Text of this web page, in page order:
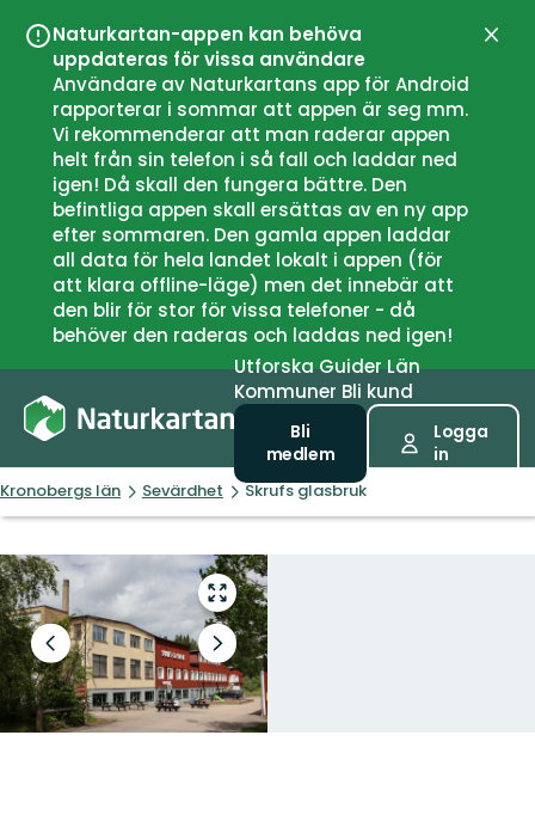
Naturkartan-appen kan behöva
uppdateras för vissa användare
Användare av Naturkartans app för Android
rapporterar i sommar att appen är seg mm.
Vi rekommenderar att man raderar appen
helt från sin telefon i så fall och laddar ned
igen! Då skall den fungera bättre. Den
befintliga appen skall ersättas av en ny app
efter sommaren. Den gamla appen laddar
all data för hela landet lokalt i appen (för
att klara offline-läge) men det innebär att
den blir för stor för vissa telefoner - då
behöver den raderas och laddas ned igen!
UtforskaGuiderLän
Kommuner Bli kund
Bli
medlem
Logga
in
Kronobergs län Sevärdhet Skrufs glasbruk
Gå
till
helskärmsläge
Föregående
bild
Nästa
bildspel